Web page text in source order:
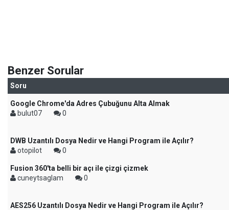
Benzer Sorular
Soru
Google Chrome'da Adres Çubuğunu Alta Almak
bulut07
0
DWB Uzantılı Dosya Nedir ve Hangi Program ile Açılır?
otopilot
0
Fusion 360'ta belli bir açı ile çizgi çizmek
cuneytsaglam
0
AES256 Uzantılı Dosya Nedir ve Hangi Program ile Açılır?